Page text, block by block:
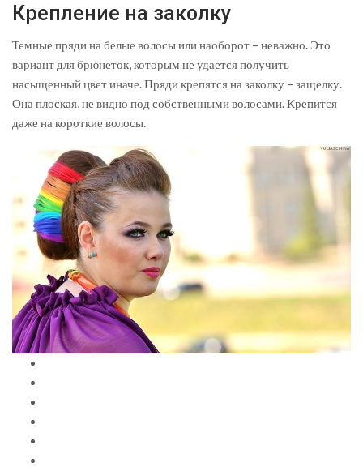
Крепление на заколку
Темные пряди на белые волосы или наоборот – неважно. Это
вариант для брюнеток, которым не удается получить
насыщенный цвет иначе. Пряди крепятся на заколку – защелку.
Она плоская, не видно под собственными волосами. Крепится
даже на короткие волосы.